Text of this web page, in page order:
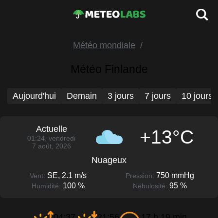
Météo mondiale
Météo Finlande
Aujourd'hui Demain 3 jours 7 jours 10 jours
Actuelle
01:24, vendredi
7 août, 2026
+13°C
Nuageux
Vent: SE, 2.1 m/s Pression: 750 mmHg
Humidité: 100 % Nébulosité: 95 %